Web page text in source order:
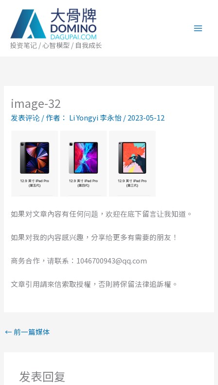
投资笔记 / 心智模型 / 自我成长
image-32
发表评论/ 作者： Li Yongyi 李永怡/2023-05-12
如果对文章內容有任何问题，欢迎在底下留言让我知道。
如果对我的内容感兴趣，分享给更多有需要的朋友！
商务合作，请联系：1046700943@qq.com
文章引用請來信索取授權，否則將保留法律追訴權。
← 前一篇媒体
发表回复